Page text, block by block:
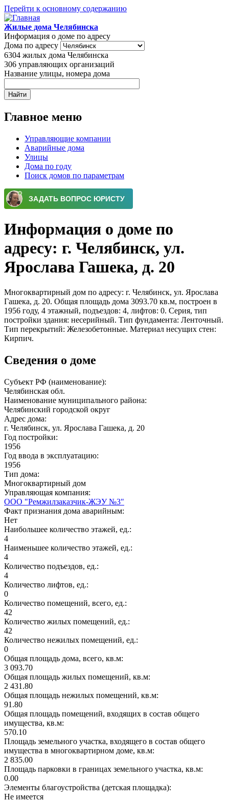
Перейти к основному содержанию
Жилые дома Челябинска
Информация о доме по адресу
Дома по адресу
6304 жилых дома Челябинска
306 управляющих организаций
Название улицы, номера дома
Главное меню
Управляющие компании
Аварийные дома
Улицы
Дома по году
Поиск домов по параметрам
Информация о доме по
адресу: г. Челябинск, ул.
Ярослава Гашека, д. 20
Многоквартирный дом по адресу: г. Челябинск, ул. Ярослава
Гашека, д. 20. Общая площадь дома 3093.70 кв.м, построен в
1956 году, 4 этажный, подъездов: 4, лифтов: 0. Серия, тип
постройки здания: несерийный. Тип фундамента: Ленточный.
Тип перекрытий: Железобетонные. Материал несущих стен:
Кирпич.
Сведения о доме
Субъект РФ (наименование):
Челябинская обл.
Наименование муниципального района:
Челябинский городской округ
Адрес дома:
г. Челябинск, ул. Ярослава Гашека, д. 20
Год постройки:
1956
Год ввода в эксплуатацию:
1956
Тип дома:
Многоквартирный дом
Управляющая компания:
ООО "Ремжилзаказчик-ЖЭУ №3"
Факт признания дома аварийным:
Нет
Наибольшее количество этажей, ед.:
4
Наименьшее количество этажей, ед.:
4
Количество подъездов, ед.:
4
Количество лифтов, ед.:
0
Количество помещений, всего, ед.:
42
Количество жилых помещений, ед.:
42
Количество нежилых помещений, ед.:
0
Общая площадь дома, всего, кв.м:
3 093.70
Общая площадь жилых помещений, кв.м:
2 431.80
Общая площадь нежилых помещений, кв.м:
91.80
Общая площадь помещений, входящих в состав общего
имущества, кв.м:
570.10
Площадь земельного участка, входящего в состав общего
имущества в многоквартирном доме, кв.м:
2 835.00
Площадь парковки в границах земельного участка, кв.м:
0.00
Элементы благоустройства (детская площадка):
Не имеется